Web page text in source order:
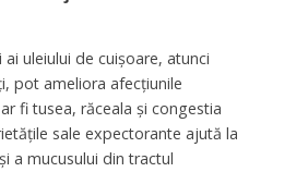
uleiului de cuișoare, atunci
pot ameliora afecțiunile
fi tusea, răceala și congestia
sale expectorante ajută la
a mucusului din tractul